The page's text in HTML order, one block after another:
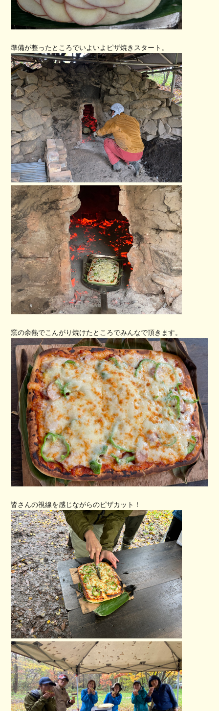
準備が整ったところでいよいよピザ焼きスタート。
窯の余熱でこんがり焼けたところでみんなで頂きます。
皆さんの視線を感じながらのピザカット！